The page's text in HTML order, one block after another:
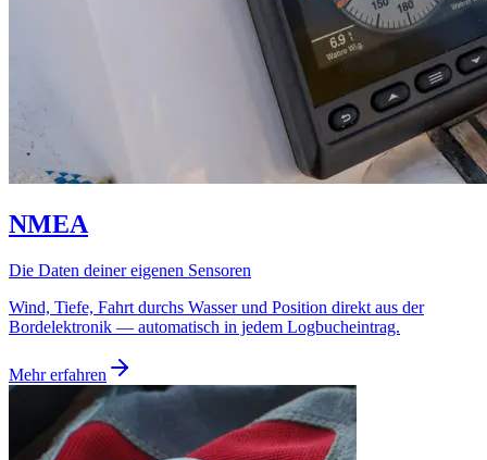
NMEA
Die Daten deiner eigenen Sensoren
Wind, Tiefe, Fahrt durchs Wasser und Position direkt aus der
Bordelektronik — automatisch in jedem Logbucheintrag.
Mehr erfahren